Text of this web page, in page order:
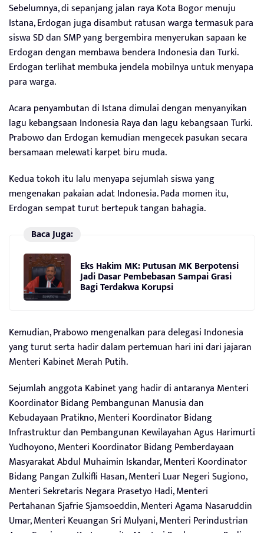
Sebelumnya, di sepanjang jalan raya Kota Bogor menuju
Istana, Erdogan juga disambut ratusan warga termasuk para
siswa SD dan SMP yang bergembira menyerukan sapaan ke
Erdogan dengan membawa bendera Indonesia dan Turki.
Erdogan terlihat membuka jendela mobilnya untuk menyapa
para warga.
Acara penyambutan di Istana dimulai dengan menyanyikan
lagu kebangsaan Indonesia Raya dan lagu kebangsaan Turki.
Prabowo dan Erdogan kemudian mengecek pasukan secara
bersamaan melewati karpet biru muda.
Kedua tokoh itu lalu menyapa sejumlah siswa yang
mengenakan pakaian adat Indonesia. Pada momen itu,
Erdogan sempat turut bertepuk tangan bahagia.
Baca Juga:
Eks Hakim MK: Putusan MK Berpotensi
Jadi Dasar Pembebasan Sampai Grasi
Bagi Terdakwa Korupsi
Kemudian, Prabowo mengenalkan para delegasi Indonesia
yang turut serta hadir dalam pertemuan hari ini dari jajaran
Menteri Kabinet Merah Putih.
Sejumlah anggota Kabinet yang hadir di antaranya Menteri
Koordinator Bidang Pembangunan Manusia dan
Kebudayaan Pratikno, Menteri Koordinator Bidang
Infrastruktur dan Pembangunan Kewilayahan Agus Harimurti
Yudhoyono, Menteri Koordinator Bidang Pemberdayaan
Masyarakat Abdul Muhaimin Iskandar, Menteri Koordinator
Bidang Pangan Zulkifli Hasan, Menteri Luar Negeri Sugiono,
Menteri Sekretaris Negara Prasetyo Hadi, Menteri
Pertahanan Sjafrie Sjamsoeddin, Menteri Agama Nasaruddin
Umar, Menteri Keuangan Sri Mulyani, Menteri Perindustrian